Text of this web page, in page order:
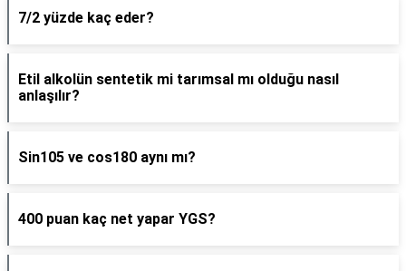
7/2 yüzde kaç eder?
Etil alkolün sentetik mi tarımsal mı olduğu nasıl
anlaşılır?
Sin105 ve cos180 aynı mı?
400 puan kaç net yapar YGS?